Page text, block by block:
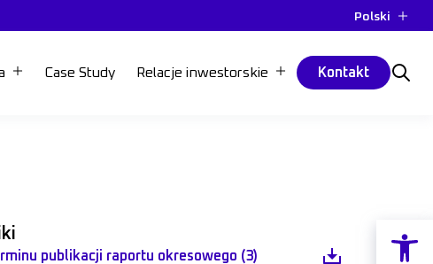
Otwórz
Polski
Case Study Relacje inwestorskie Kontakt
publikacji raportu okresowego (3)